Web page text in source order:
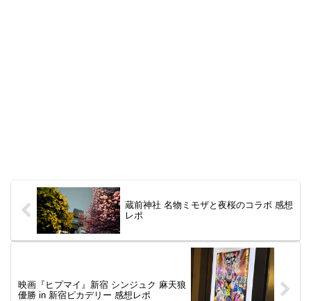
蔵前神社 名物ミモザと夜桜のコラボ 感想
レポ
映画『ヒプマイ』新宿 シンジュク 麻天狼
優勝 in 新宿ピカデリー 感想レポ